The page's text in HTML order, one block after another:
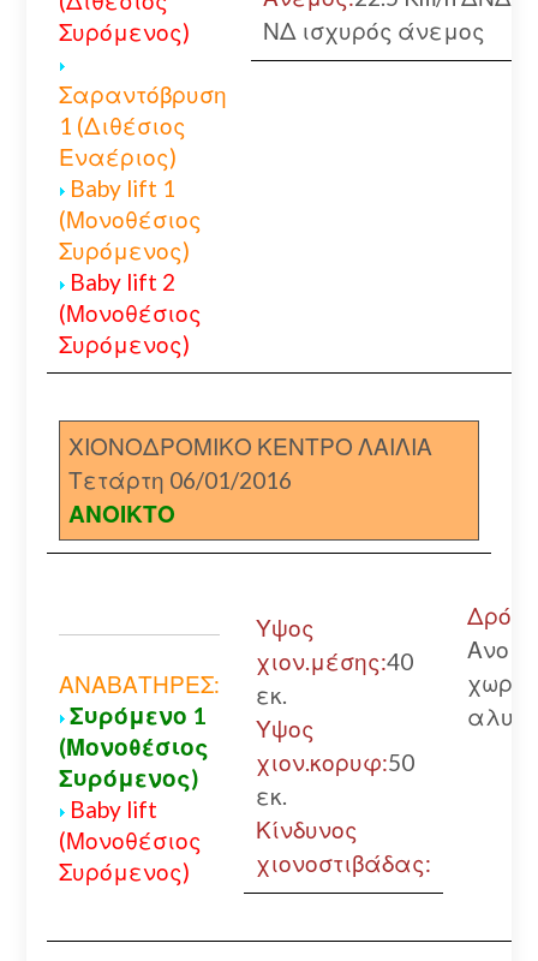
Συρόμενος)
Σαραντόβρυση
1 (Διθέσιος
Εναέριος)
Baby lift 1
(Μονοθέσιος
Συρόμενος)
Baby lift 2
(Μονοθέσιος
Συρόμενος)
ΝΔ ισχυρός άνεμος
ΧΙΟΝΟΔΡΟΜΙΚΟ ΚΕΝΤΡΟ ΛΑΙΛΙΑ
Τετάρτη 06/01/2016
ΑΝΟΙΚΤΟ
ΑΝΑΒΑΤΗΡΕΣ:
Συρόμενο 1
(Μονοθέσιος
Συρόμενος)
Baby lift
(Μονοθέσιος
Συρόμενος)
Υψος
χιον.μέσης:40
εκ.
Υψος
χιον.κορυφ:50
εκ.
Κίνδυνος
χιονοστιβάδας:
χωρίς